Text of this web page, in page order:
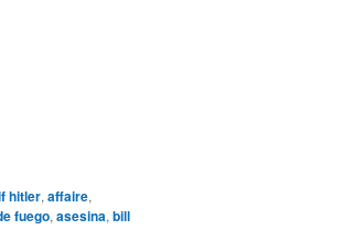
hitler, affaire,
fuego, asesina, bill